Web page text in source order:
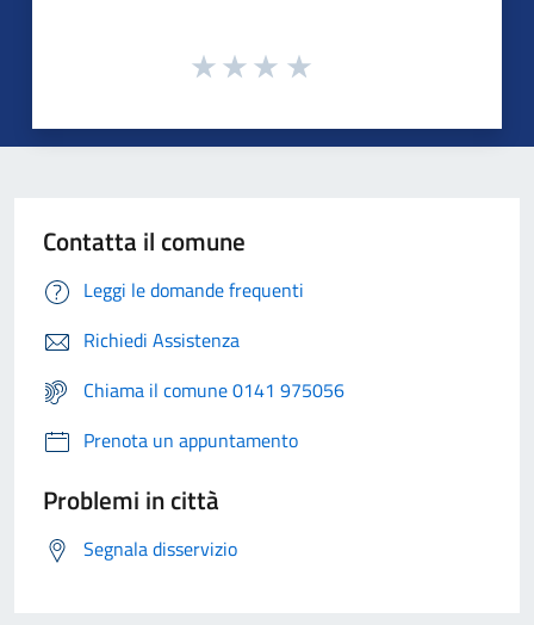
Contatta il comune
Leggi le domande frequenti
Richiedi Assistenza
Chiama il comune 0141 975056
Prenota un appuntamento
Problemi in città
Segnala disservizio